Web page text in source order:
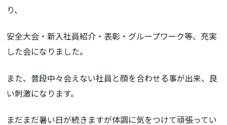
り、
安全大会・新入社員紹介・表彰・グループワーク等、充実
した会になりました。
また、普段中々会えない社員と顔を合わせる事が出来、良
い刺激になります。
まだまだ暑い日が続きますが体調に気をつけて頑張ってい